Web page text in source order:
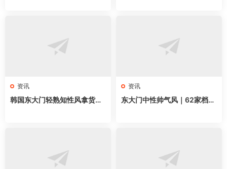
资讯
韩国东大门轻熟知性风拿货攻
资讯
东大门中性帅气风｜62家档口